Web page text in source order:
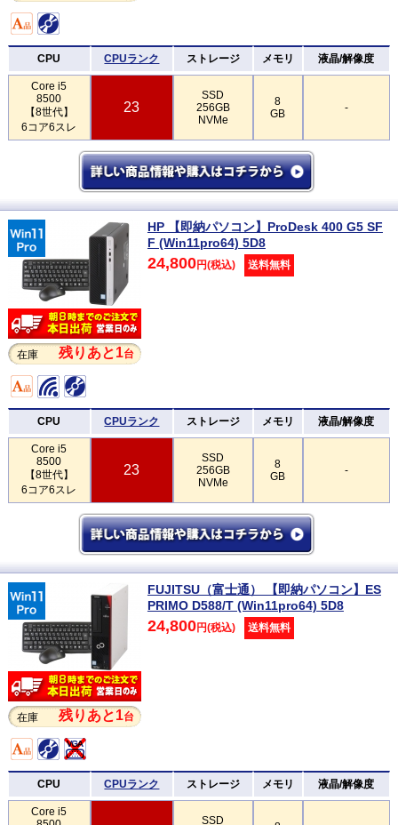
CPU CPUランク ストレージ メモリ 液晶/解像度
Core i5
8500
【8世代】
6コア6スレ
23
SSD
256GB
NVMe
8
GB
-
在庫 残りあと1台
HP 【即納パソコン】ProDesk 400 G5 SF
F (Win11pro64) 5D8
24,800円(税込) 送料無料
CPU CPUランク ストレージ メモリ 液晶/解像度
Core i5
8500
【8世代】
6コア6スレ
23
SSD
256GB
NVMe
8
GB
-
在庫 残りあと1台
FUJITSU（富士通） 【即納パソコン】ES
PRIMO D588/T (Win11pro64) 5D8
24,800円(税込) 送料無料
CPU CPUランク ストレージ メモリ 液晶/解像度
Core i5
SSD